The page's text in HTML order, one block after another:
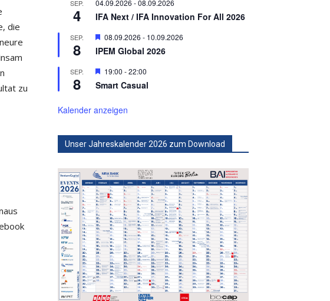
die
zu
SEP.
4
04.09.2026 -08.09.2026
IFA Next / IFA Innovation For All 2026
SEP.
8
Hervorgehoben
08.09.2026 - 10.09.2026
IPEM Global 2026
SEP.
8
Hervorgehoben
19:00 -22:00
Smart Casual
Kalender anzeigen
Unser Jahreskalender 2026 zum Download